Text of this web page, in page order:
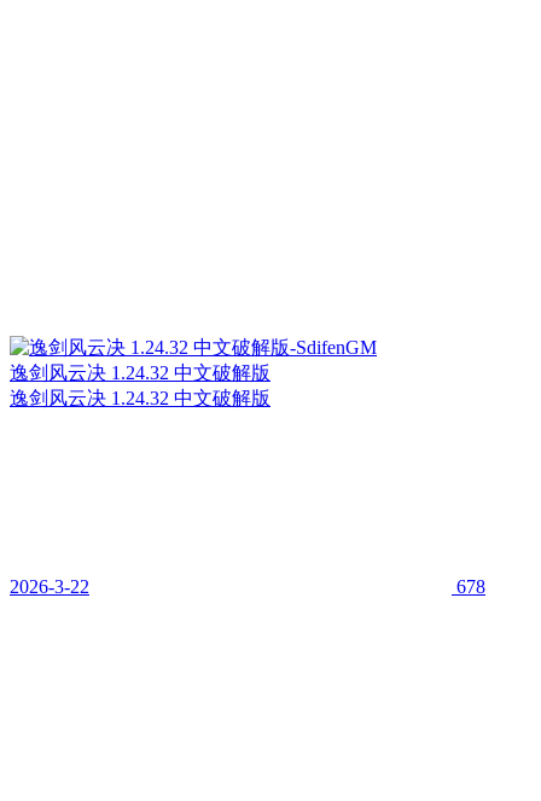
逸剑风云决 1.24.32 中文破解版
逸剑风云决 1.24.32 中文破解版
2026-3-22 678